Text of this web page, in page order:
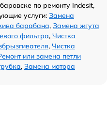
по ремонту Indesit,
услуги: Замена
барабана, Замена жгута
фильтра, Чистка
, Чистка
или замена петли
, Замена мотора